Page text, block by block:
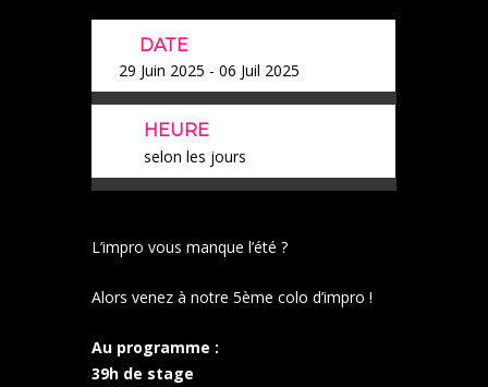
DATE
29 Juin 2025 - 06 Juil 2025
HEURE
selon les jours
L’impro vous manque l’été ?
Alors venez à notre 5ème colo d’impro !
Au programme :
39h de stage